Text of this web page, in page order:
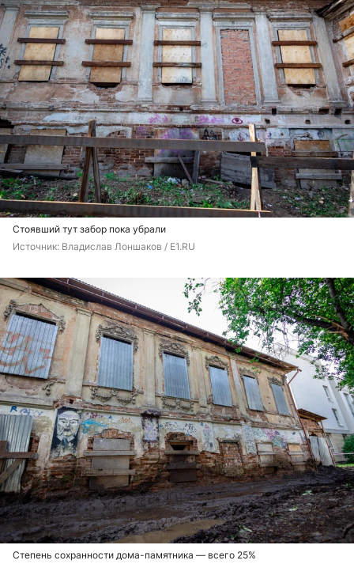
Стоявший тут забор пока убрали
Источник: Владислав Лоншаков / E1.RU
Степень сохранности дома-памятника — всего 25%